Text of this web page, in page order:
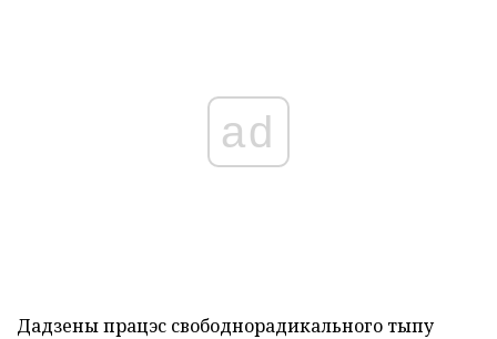
ad
Дадзены працэс свободнорадикального тыпу